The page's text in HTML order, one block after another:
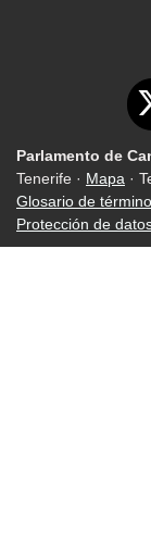
Parlamento de
Tenerife · Mapa ·
Glosario de
Protección de